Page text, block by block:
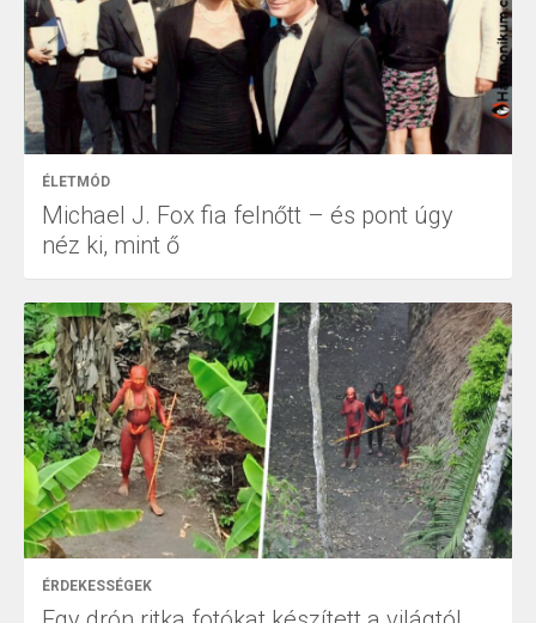
ÉLETMÓD
Michael J. Fox fia felnőtt – és pont úgy
néz ki, mint ő
ÉRDEKESSÉGEK